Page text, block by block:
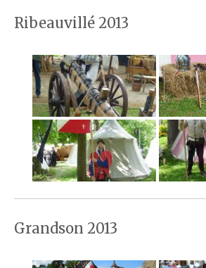
Ribeauvillé 2013
Grandson 2013